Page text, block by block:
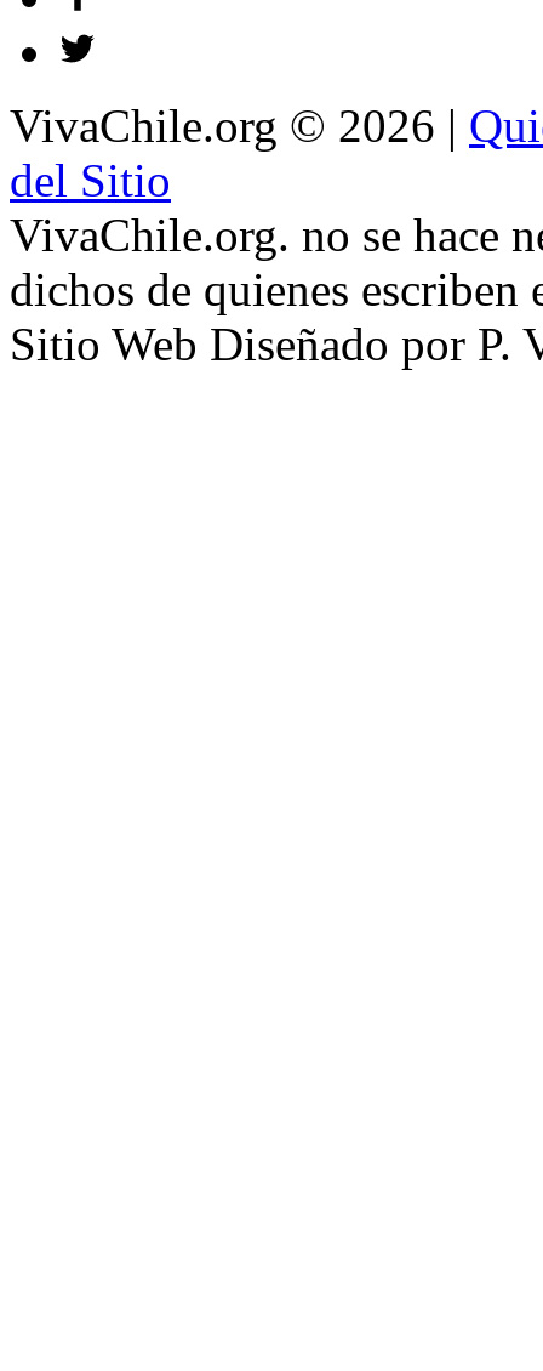
VivaChile.org © 2026 |
del Sitio
VivaChile.org. no se hace
dichos de quienes escriben
Sitio Web Diseñado por